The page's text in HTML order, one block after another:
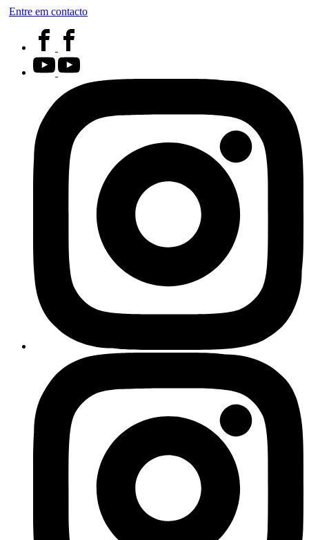
Entre em contacto